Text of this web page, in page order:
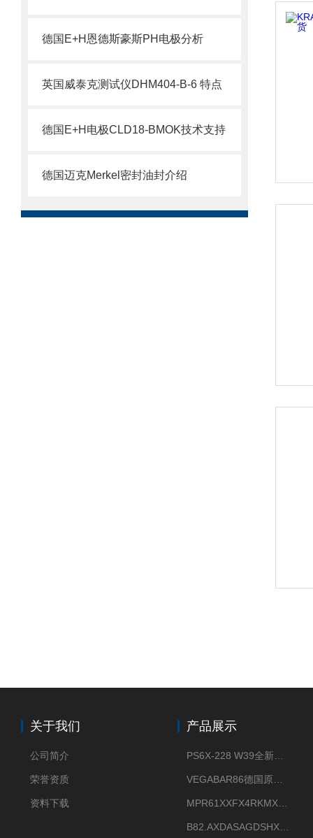
德国E+H恩德斯豪斯PH电极分析
英国威泰克测试仪DHM404-B-6 特点
德国E+H电极CLD18-BMOK技术支持
德国迈克Merkel密封油封介绍
关于我们
公司简介
荣誉资质
资料下载
产品展示